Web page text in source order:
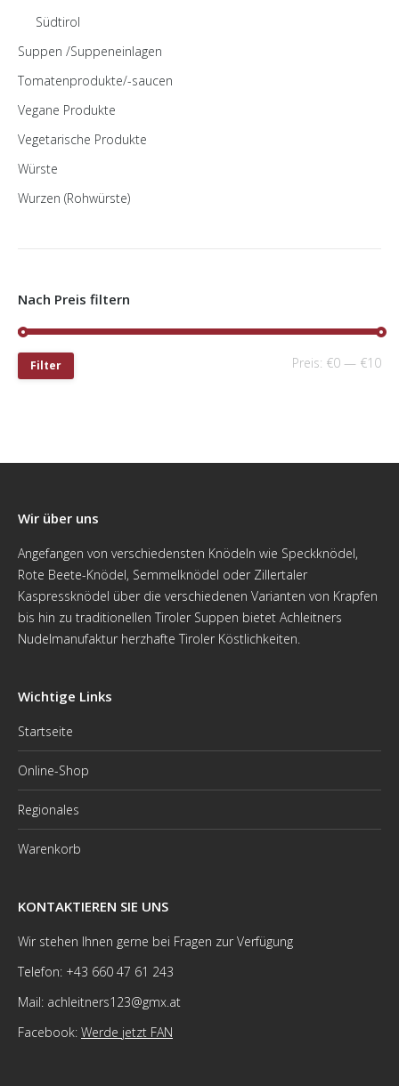
Südtirol
Suppen /Suppeneinlagen
Tomatenprodukte/-saucen
Vegane Produkte
Vegetarische Produkte
Würste
Wurzen (Rohwürste)
Nach Preis filtern
Filter Preis: €0 — €10
Wir über uns
Angefangen von verschiedensten Knödeln wie Speckknödel,
Rote Beete-Knödel, Semmelknödel oder Zillertaler
Kaspressknödel über die verschiedenen Varianten von Krapfen
bis hin zu traditionellen Tiroler Suppen bietet Achleitners
Nudelmanufaktur herzhafte Tiroler Köstlichkeiten.
Wichtige Links
Startseite
Online-Shop
Regionales
Warenkorb
KONTAKTIEREN SIE UNS
Wir stehen Ihnen gerne bei Fragen zur Verfügung
Telefon: +43 660 47 61 243
Mail: achleitners123@gmx.at
Facebook: Werde jetzt FAN